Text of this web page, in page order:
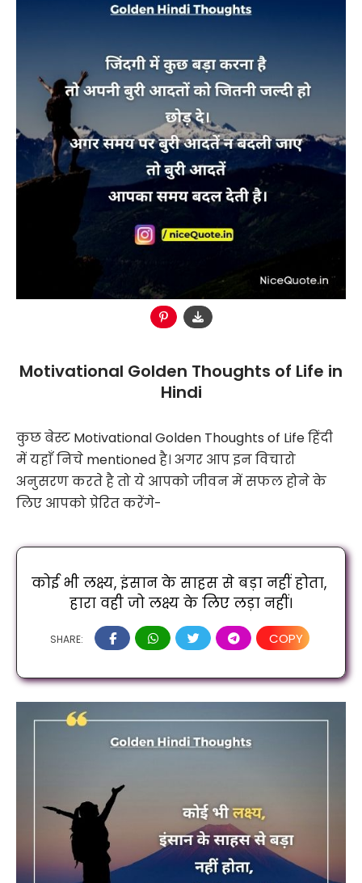
Motivational Golden Thoughts of Life in
Hindi
कुछ बेस्ट Motivational Golden Thoughts of Life हिंदी
में यहाँ निचे mentioned है। अगर आप इन विचारो
अनुसरण करते है तो ये आपको जीवन में सफल होने के
लिए आपको प्रेरित करेंगे-
कोई भी लक्ष्य, इंसान के साहस से बड़ा नहीं होता,
हारा वही जो लक्ष्य के लिए लड़ा नहीं।
SHARE: COPY